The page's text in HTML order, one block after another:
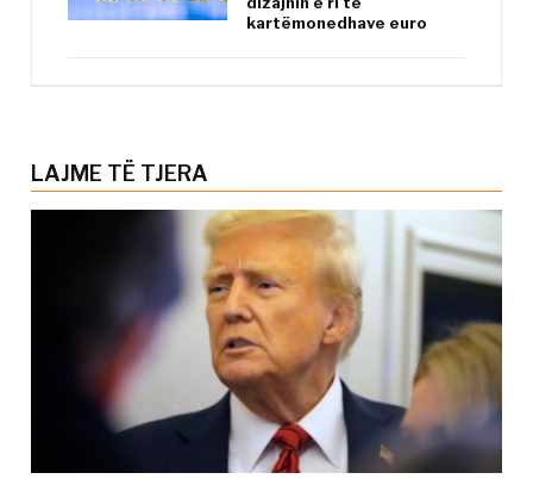
kartëmonedhave euro
LAJME TË TJERA